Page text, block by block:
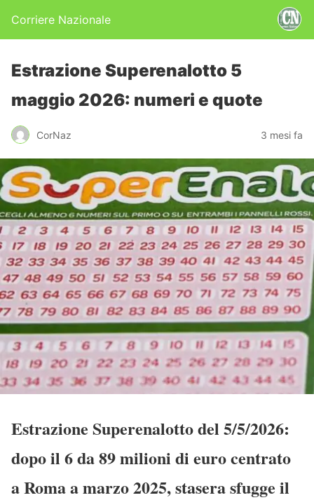
Corriere Nazionale
Estrazione Superenalotto 5
maggio 2026: numeri e quote
CorNaz 3 mesi fa
Estrazione Superenalotto del 5/5/2026:
dopo il 6 da 89 milioni di euro centrato
a Roma a marzo 2025, stasera sfugge il